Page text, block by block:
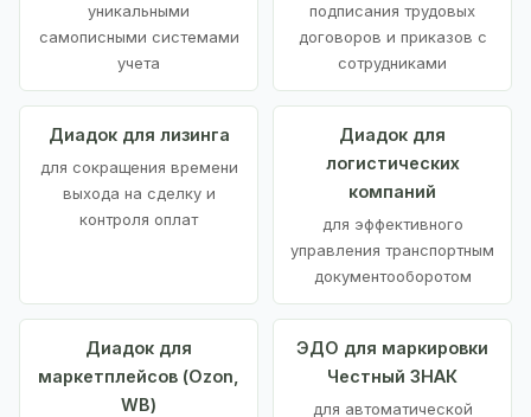
уникальными
самописными системами
учета
подписания трудовых
договоров и приказов с
сотрудниками
Диадок для лизинга
для сокращения времени
выхода на сделку и
контроля оплат
Диадок для
логистических
компаний
для эффективного
управления транспортным
документооборотом
Диадок для
маркетплейсов (Ozon,
WB)
ЭДО для маркировки
Честный ЗНАК
для автоматической